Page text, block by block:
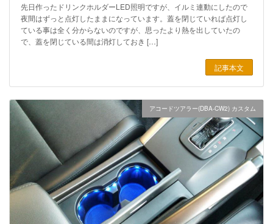
先日作ったドリンクホルダーLED照明ですが、イルミ連動にしたので
夜間はずっと点灯したままになっています。蓋を閉じていれば点灯し
ている事は全く分からないのですが、思ったより熱を出していたの
で、蓋を閉じている間は消灯しておき […]
記事本文
アコードツアラー(DBA-CW2) カスタム